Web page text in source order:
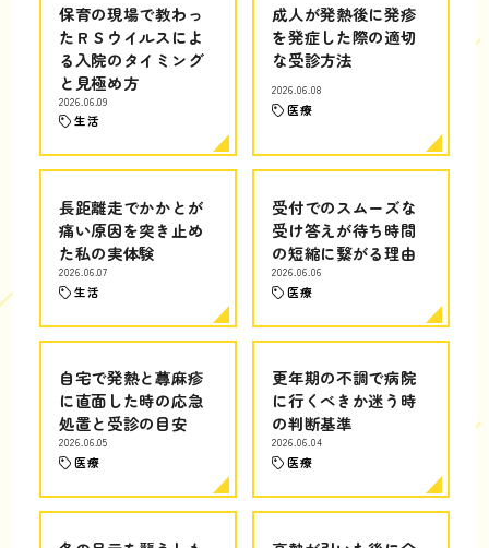
保育の現場で教わっ
たＲＳウイルスによ
る入院のタイミング
と見極め方
2026.06.09
生活
成人が発熱後に発疹
を発症した際の適切
な受診方法
2026.06.08
医療
長距離走でかかとが
痛い原因を突き止め
た私の実体験
2026.06.07
生活
受付でのスムーズな
受け答えが待ち時間
の短縮に繋がる理由
2026.06.06
医療
自宅で発熱と蕁麻疹
に直面した時の応急
処置と受診の目安
2026.06.05
医療
更年期の不調で病院
に行くべきか迷う時
の判断基準
2026.06.04
医療